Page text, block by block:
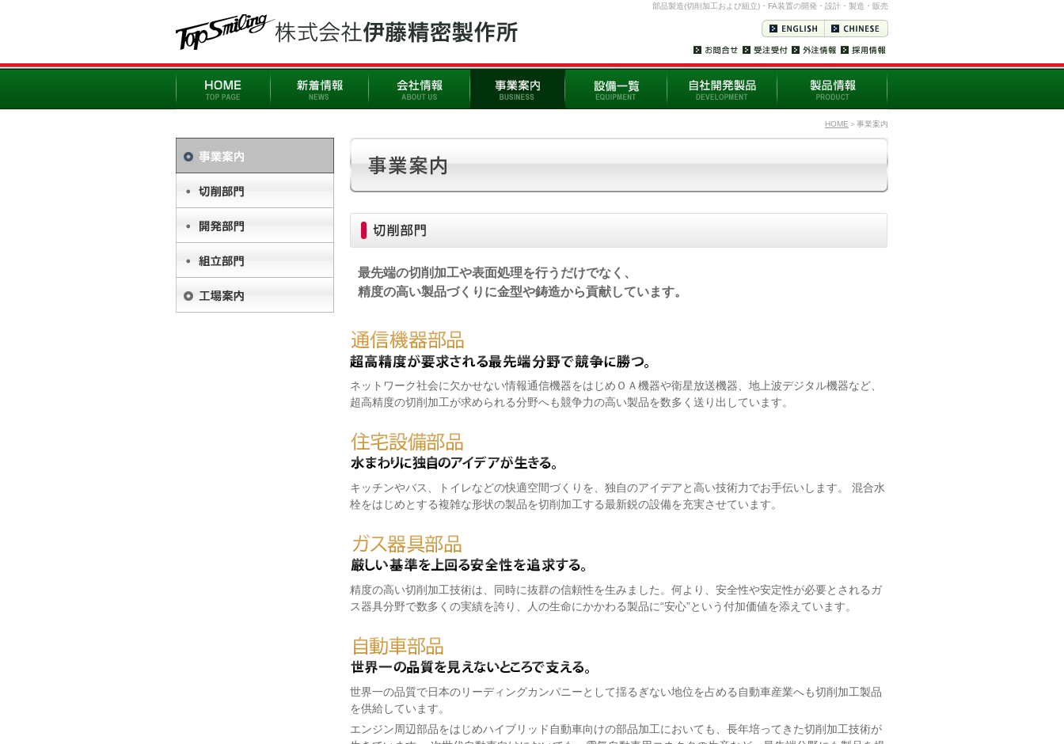
部品製造(切削加工および組立)・FA装置の開発・設計・製造・販売
HOME ＞事業案内
最先端の切削加工や表面処理を行うだけでなく、
精度の高い製品づくりに金型や鋳造から貢献しています。
ネットワーク社会に欠かせない情報通信機器をはじめＯＡ機器や衛星放送機器、地上波デジタル機器など、
超高精度の切削加工が求められる分野へも競争力の高い製品を数多く送り出しています。
キッチンやバス、トイレなどの快適空間づくりを、独自のアイデアと高い技術力でお手伝いします。 混合水
栓をはじめとする複雑な形状の製品を切削加工する最新鋭の設備を充実させています。
精度の高い切削加工技術は、同時に抜群の信頼性を生みました。何より、安全性や安定性が必要とされるガ
ス器具分野で数多くの実績を誇り、人の生命にかかわる製品に“安心”という付加価値を添えています。
世界一の品質で日本のリーディングカンパニーとして揺るぎない地位を占める自動車産業へも切削加工製品
を供給しています。
エンジン周辺部品をはじめハイブリッド自動車向けの部品加工においても、長年培ってきた切削加工技術が